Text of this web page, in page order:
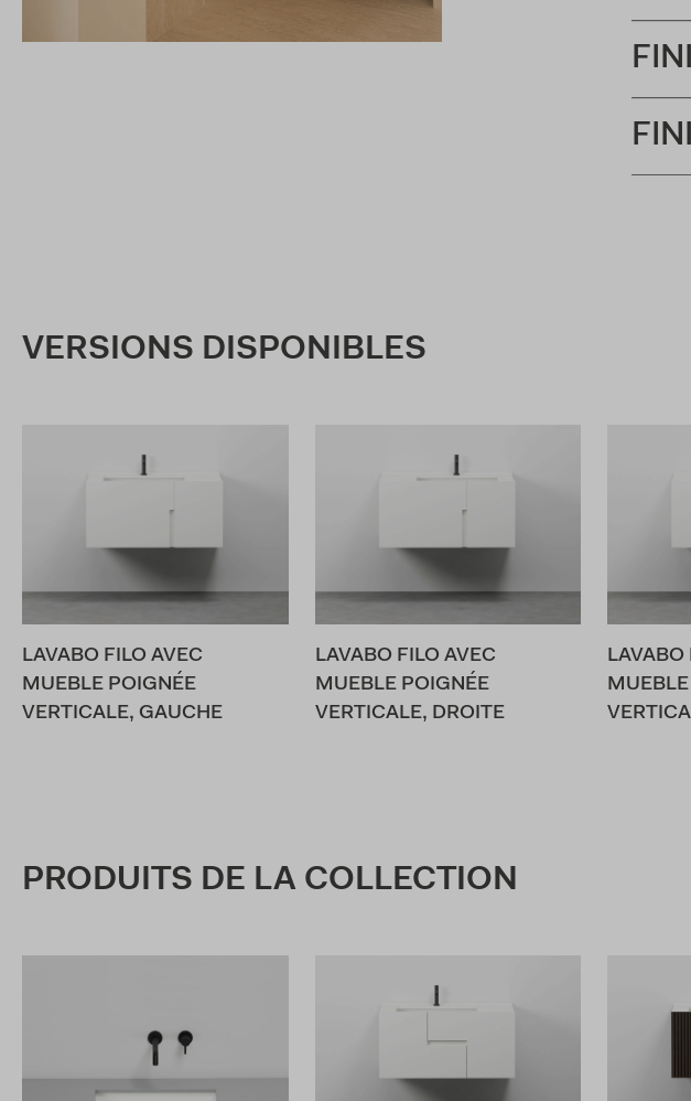
VERSIONS DISPONIBLES
LAVABO FILO AVEC
MUEBLE POIGNÉE
VERTICALE, GAUCHE
LAVABO FILO AVEC
MUEBLE POIGNÉE
VERTICALE, DROITE
LAVABO
PRODUITS DE LA COLLECTION